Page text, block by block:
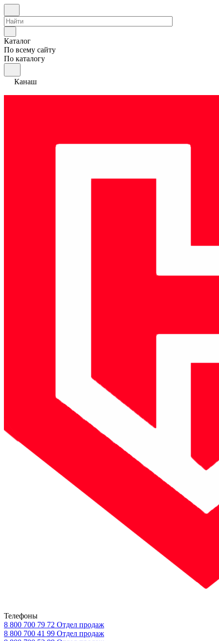
Каталог
По всему сайту
По каталогу
Канаш
Телефоны
8 800 700 79 72 Отдел продаж
8 800 700 41 99 Отдел продаж